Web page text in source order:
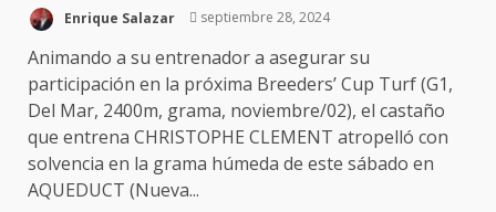
Enrique Salazar septiembre 28, 2024
Animando a su entrenador a asegurar su
participación en la próxima Breeders’ Cup Turf (G1,
Del Mar, 2400m, grama, noviembre/02), el castaño
que entrena CHRISTOPHE CLEMENT atropelló con
solvencia en la grama húmeda de este sábado en
AQUEDUCT (Nueva...